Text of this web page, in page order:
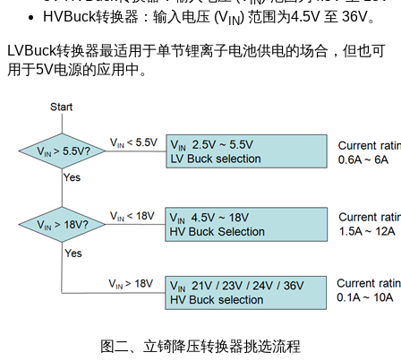
HVBuck转换器：输入电压 (VIN) 范围为4.5V 至 36V。
LVBuck转换器最适用于单节锂离子电池供电的场合，但也可
用于5V电源的应用中。
图二、立锜降压转换器挑选流程